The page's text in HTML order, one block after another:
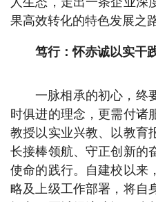
果高效转化的特色发展之路
笃行：怀赤诚以实干
一脉相承的初心，终
时俱进的理念，更需付诸
教授以实业兴教、以教育
长接棒领航、守正创新的
使命的践行。自建校以来
略及上级工作部署，将自